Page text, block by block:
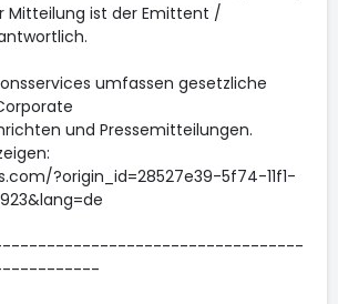
Mitteilung ist der Emittent /
umfassen gesetzliche
und Pressemitteilungen.
?origin_id=28527e39-5f74-11f1-